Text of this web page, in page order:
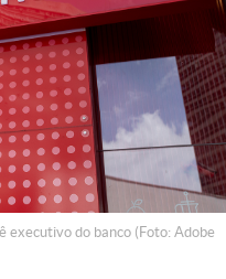
executivo do banco (Foto: Adobe